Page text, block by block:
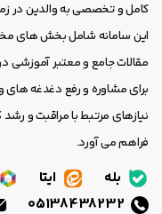
کامل و تخصصی به والدین در
این سامانه شامل بخش های
مقالات جامع و معتبر
برای مشاوره و رفع دغدغه های
نیازهای مرتبط با مراقبت و
فراهم می آورد.
بله ایتا